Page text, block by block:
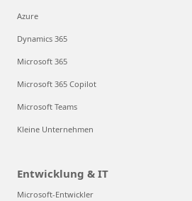
Azure
Dynamics 365
Microsoft 365
Microsoft 365 Copilot
Microsoft Teams
Kleine Unternehmen
Entwicklung & IT
Microsoft-Entwickler